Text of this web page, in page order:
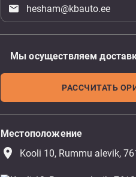
hesham@kbauto.ee
Мы осуществляем
РАССЧИТАТЬ
Местоположение
place Kooli 10, Rummu alevik,